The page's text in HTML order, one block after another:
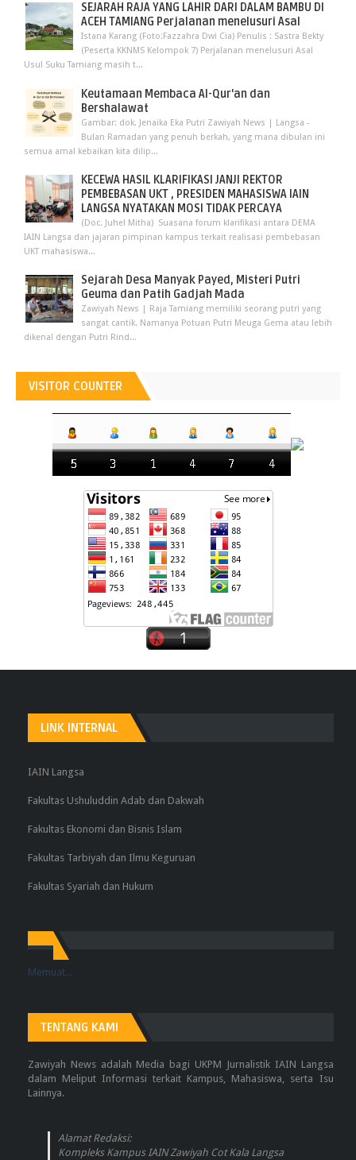
SEJARAH RAJA YANG LAHIR DARI DALAM BAMBU DI
ACEH TAMIANG Perjalanan menelusuri Asal
Istana Karang (Foto:Fazzahra Dwi Cia) Penulis : Sastra Bekty
(Peserta KKNMS Kelompok 7) Perjalanan menelusuri Asal
Usul Suku Tamiang masih t...
Keutamaan Membaca Al-Qur'an dan
Bershalawat
Gambar: dok. Jenaika Eka Putri Zawiyah News | Langsa -
Bulan Ramadan yang penuh berkah, yang mana dibulan ini
semua amal kebaikan kita dilip...
KECEWA HASIL KLARIFIKASI JANJI REKTOR
PEMBEBASAN UKT , PRESIDEN MAHASISWA IAIN
LANGSA NYATAKAN MOSI TIDAK PERCAYA
(Doc. Juhel Mitha) Suasana forum klarifikasi antara DEMA
IAIN Langsa dan jajaran pimpinan kampus terkait realisasi pembebasan
UKT mahasiswa...
Sejarah Desa Manyak Payed, Misteri Putri
Geuma dan Patih Gadjah Mada
Zawiyah News | Raja Tamiang memiliki seorang putri yang
sangat cantik. Namanya Potuan Putri Meuga Gema atau lebih
dikenal dengan Putri Rind...
VISITOR COUNTER
LINK INTERNAL
IAIN Langsa
Fakultas Ushuluddin Adab dan Dakwah
Fakultas Ekonomi dan Bisnis Islam
Fakultas Tarbiyah dan Ilmu Keguruan
Fakultas Syariah dan Hukum
Memuat...
TENTANG KAMI
Zawiyah News adalah Media bagi UKPM Jurnalistik IAIN Langsa
dalam Meliput Informasi terkait Kampus, Mahasiswa, serta Isu
Lainnya.
Alamat Redaksi:
Kompleks Kampus IAIN Zawiyah Cot Kala Langsa